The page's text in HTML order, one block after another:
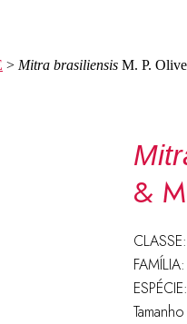
> Mitra brasiliensis M. P.
&
FAMÍLIA:
ESPÉCIE: